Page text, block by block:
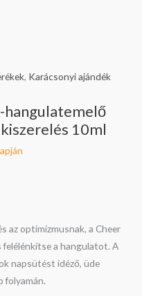
, Karácsonyi ajándék
hangulatemelő
10ml
az optimizmusnak, a Cheer
felélénkítse a hangulatot. A
napsütést idéző, üde
folyamán.